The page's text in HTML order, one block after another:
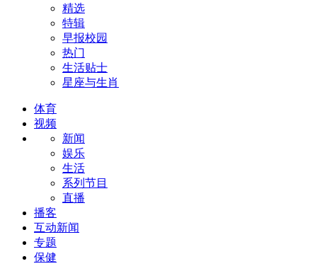
精选
特辑
早报校园
热门
生活贴士
星座与生肖
体育
视频
新闻
娱乐
生活
系列节目
直播
播客
互动新闻
专题
保健